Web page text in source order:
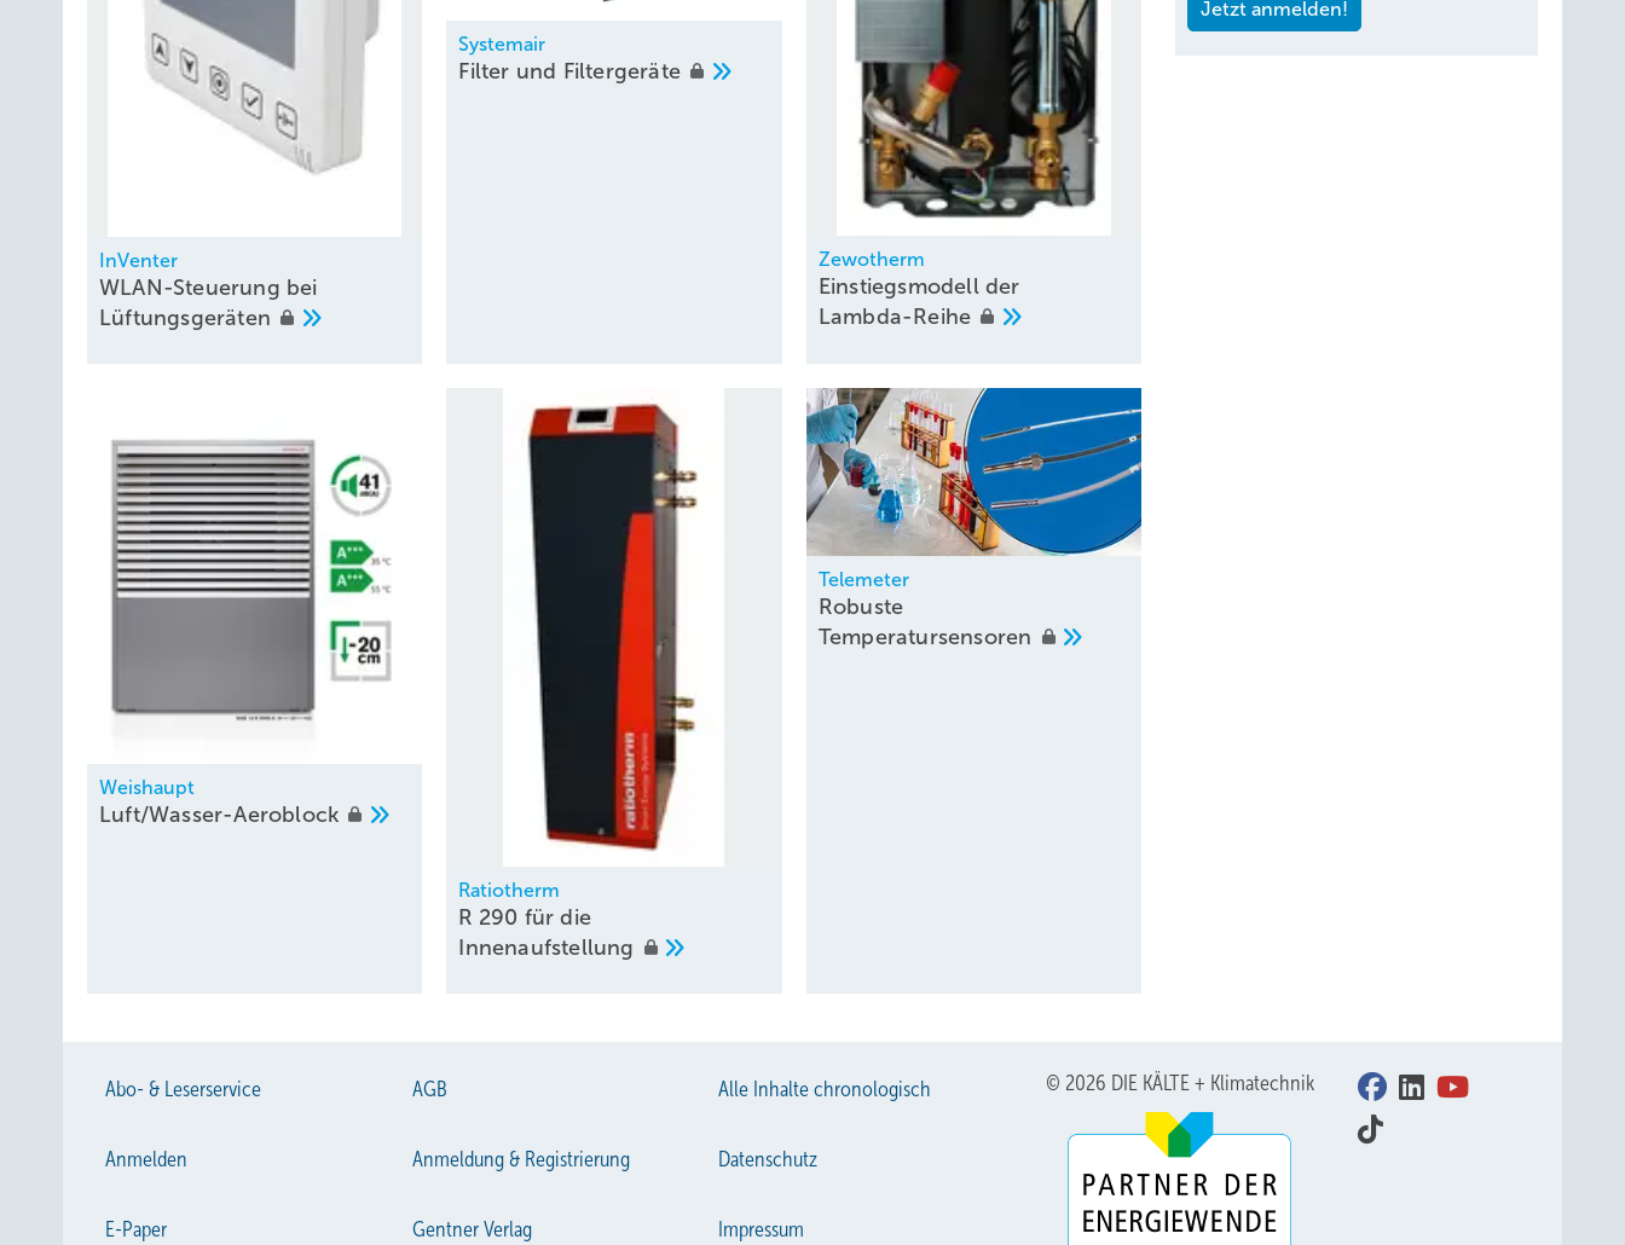
InVenter
WLAN-Steuerung bei
Lüftungsgeräten
Systemair
Filter und Filtergeräte
Zewotherm
Einstiegsmodell der
Lambda-Reihe
Weishaupt
Luft/Wasser-Aeroblock
Ratiotherm
R 290 für die
Innenaufstellung
Telemeter
Robuste
Temperatursensoren
Jetzt anmelden!
Abo- & Leserservice AGB Alle Inhalte chronologisch
Anmelden Anmeldung & Registrierung Datenschutz
E-Paper Gentner Verlag Impressum
© 2026 DIE KÄLTE + Klimatechnik